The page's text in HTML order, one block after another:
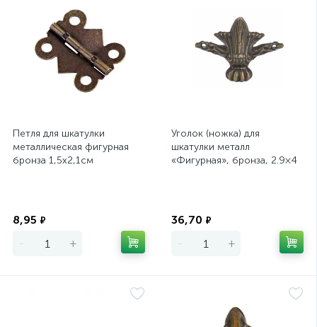
Петля для шкатулки
металлическая фигурная
бронза 1,5х2,1см
8,95 ₽
- +
Уголок (ножка) для
шкатулки металл
«Фигурная», бронза, 2.9×4
36,70 ₽
- +